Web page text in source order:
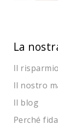
La
Il
Il nostro
Il blog
Perché